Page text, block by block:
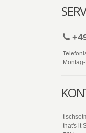
that's it